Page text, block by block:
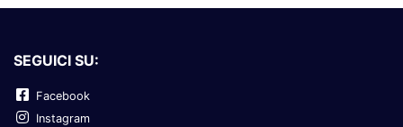
SEGUICI SU:
Facebook
Instagram